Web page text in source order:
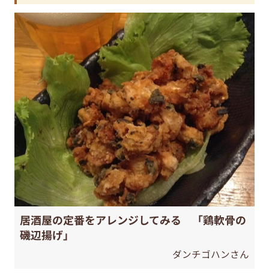
居酒屋の定番をアレンジしてみる 「鶏軟骨の
磯辺揚げ」
ダンチゴハンさん